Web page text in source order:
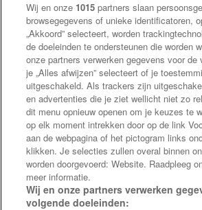
Wij en onze 1015 partners slaan
browsegegevens of unieke identificatoren,
„Akkoord” selecteert, worden
de doeleinden te ondersteunen die worden
onze partners verwerken gegevens voor de
je „Alles afwijzen” selecteert of je
uitgeschakeld. Als trackers zijn
en advertenties die je ziet wellicht niet zo
dit menu opnieuw openen om je keuzes te
op elk moment intrekken door op de link
aan de webpagina of het pictogram links
klikken. Je selecties zullen overal binnen
worden doorgevoerd: Website. Raadpleeg
meer informatie.
Wij en onze partners verwerken
volgende doeleinden: